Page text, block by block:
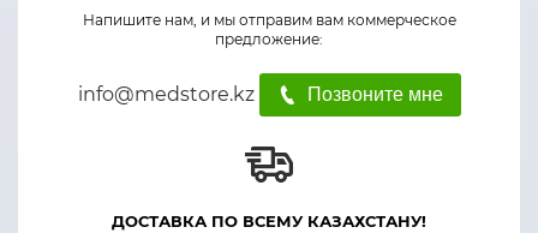
Напишите нам, и мы отправим вам коммерческое
предложение:
info@medstore.kz Позвоните мне
ДОСТАВКА ПО ВСЕМУ КАЗАХСТАНУ!